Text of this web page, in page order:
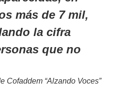
más de 7 mil,
la cifra
que no
Cofaddem “Alzando Voces”